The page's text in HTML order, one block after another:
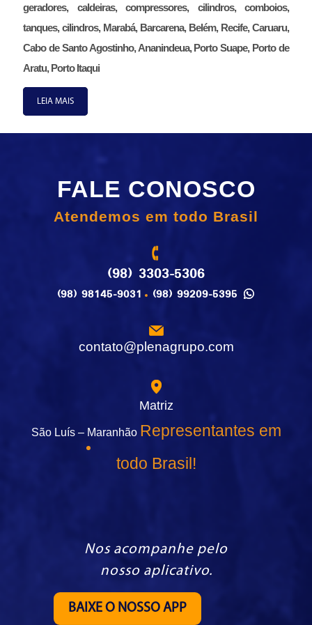
geradores, caldeiras, compressores, cilindros, comboios,
tanques, cilindros, Marabá, Barcarena, Belém, Recife, Caruaru,
Cabo de Santo Agostinho, Ananindeua, Porto Suape, Porto de
Aratu, Porto Itaqui
LEIA MAIS
FALE CONOSCO
Atendemos em todo Brasil
(98) 3303-5306
(98) 98145-9031 (98) 99209-5395
contato@plenagrupo.com
Matriz
São Luís – Maranhão Representantes em
todo Brasil!
Nos acompanhe pelo
nosso aplicativo.
BAIXE O NOSSO APP